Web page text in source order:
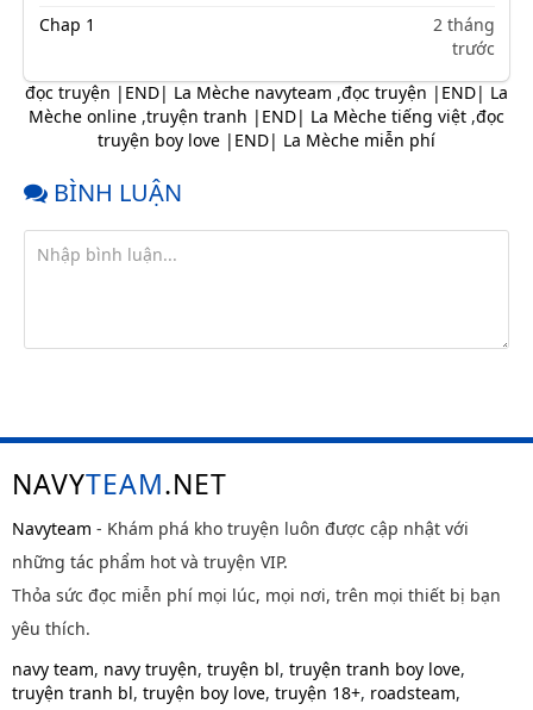
Chap 1
2 tháng
trước
đọc truyện |END| La Mèche navyteam ,đọc truyện |END| La
Mèche online ,truyện tranh |END| La Mèche tiếng việt ,đọc
truyện boy love |END| La Mèche miễn phí
BÌNH LUẬN
NAVYTEAM.NET
Navyteam - Khám phá kho truyện luôn được cập nhật với
những tác phẩm hot và truyện VIP.
Thỏa sức đọc miễn phí mọi lúc, mọi nơi, trên mọi thiết bị bạn
yêu thích.
navy team, navy truyện, truyện bl, truyện tranh boy love,
truyện tranh bl, truyện boy love, truyện 18+, roadsteam,